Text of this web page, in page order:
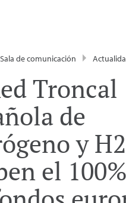
Sala de comunicación Actualidad del sector
Troncal
de
y
el